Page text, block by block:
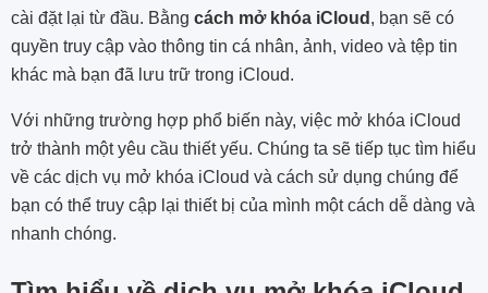
cài đặt lại từ đầu. Bằng cách mở khóa iCloud , bạn sẽ có
quyền truy cập vào thông tin cá nhân, ảnh, video và tệp tin
khác mà bạn đã lưu trữ trong iCloud.
Với những trường hợp phổ biến này, việc mở khóa iCloud
trở thành một yêu cầu thiết yếu. Chúng ta sẽ tiếp tục tìm hiểu
về các dịch vụ mở khóa iCloud và cách sử dụng chúng để
bạn có thể truy cập lại thiết bị của mình một cách dễ dàng và
nhanh chóng.